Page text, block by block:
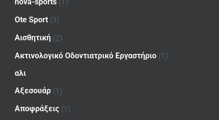
(1)
Ote Sport (3)
Αισθητική (2)
Ακτινολογικό Οδοντιατρικό Εργαστήριο (1)
αλι
Αξεσουάρ (1)
Αποφράξεις (1)